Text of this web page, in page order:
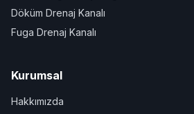
Döküm Drenaj Kanalı
Fuga Drenaj Kanalı
Kurumsal
Hakkımızda